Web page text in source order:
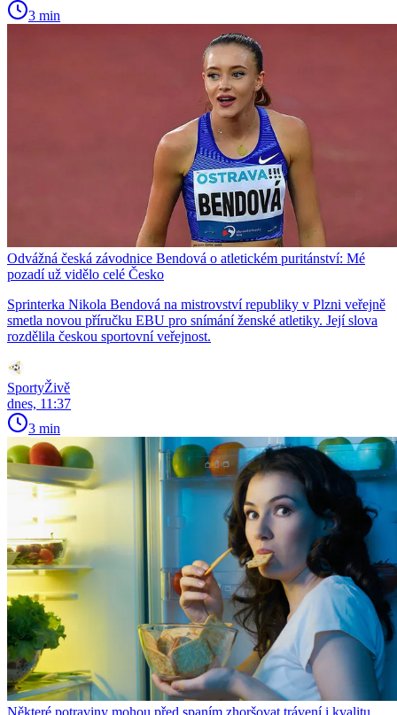
3 min
Odvážná česká závodnice Bendová o atletickém puritánství: Mé
pozadí už vidělo celé Česko
Sprinterka Nikola Bendová na mistrovství republiky v Plzni veřejně
smetla novou příručku EBU pro snímání ženské atletiky. Její slova
rozdělila českou sportovní veřejnost.
SportyŽivě
dnes, 11:37
3 min
Některé potraviny mohou před spaním zhoršovat trávení i kvalitu